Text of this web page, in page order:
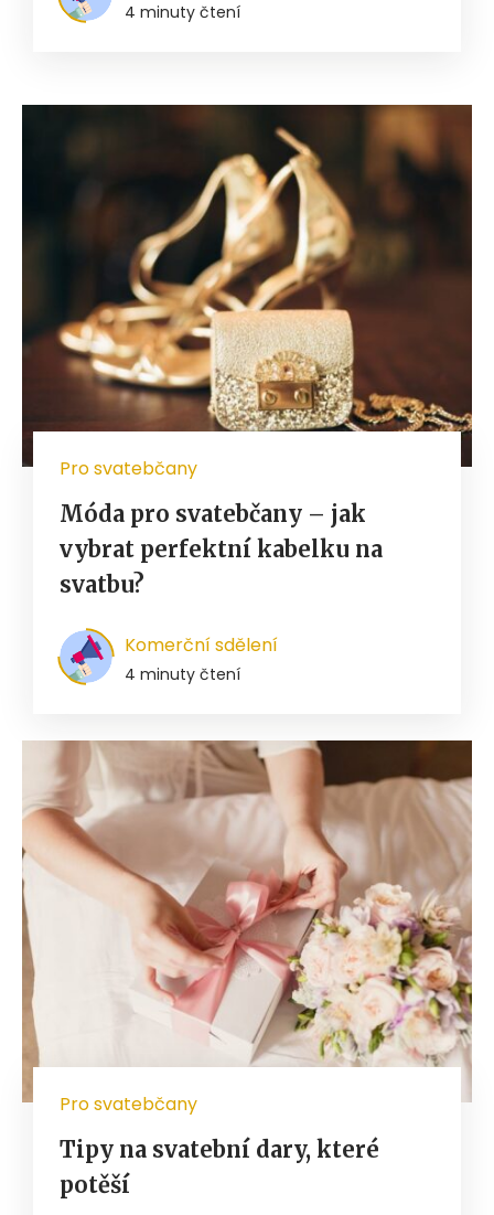
4 minuty čtení
Pro svatebčany
Móda pro svatebčany – jak
vybrat perfektní kabelku na
svatbu?
Komerční sdělení
4 minuty čtení
Pro svatebčany
Tipy na svatební dary, které
potěší